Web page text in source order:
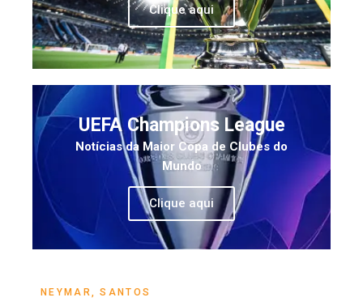
Clique aqui
UEFA Champions League
Notícias da Maior Copa de Clubes do
Mundo
Clique aqui
NEYMAR ,SANTOS